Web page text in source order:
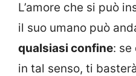
L’amore che si può
il suo umano può
qualsiasi confine: se
in tal senso, ti